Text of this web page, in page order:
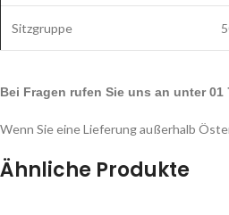
Sitzgruppe
Bei Fragen rufen Sie uns an unter 01
Wenn Sie eine Lieferung außerhalb
Ähnliche Produkte